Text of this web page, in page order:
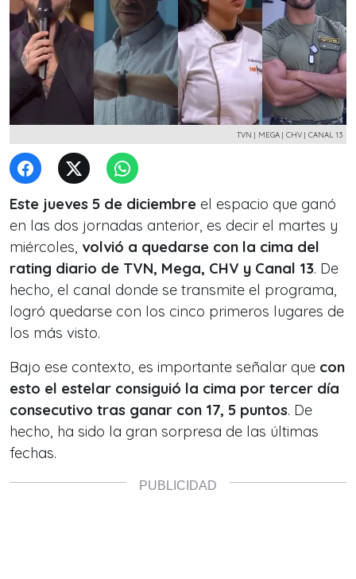
TVN | MEGA | CHV | CANAL 13
Este jueves 5 de diciembre el espacio que ganó
en las dos jornadas anterior, es decir el martes y
miércoles, volvió a quedarse con la cima del
rating diario de TVN, Mega, CHV y Canal 13. De
hecho, el canal donde se transmite el programa,
logró quedarse con los cinco primeros lugares de
los más visto.
Bajo ese contexto, es importante señalar que con
esto el estelar consiguió la cima por tercer día
consecutivo tras ganar con 17, 5 puntos. De
hecho, ha sido la gran sorpresa de las últimas
fechas.